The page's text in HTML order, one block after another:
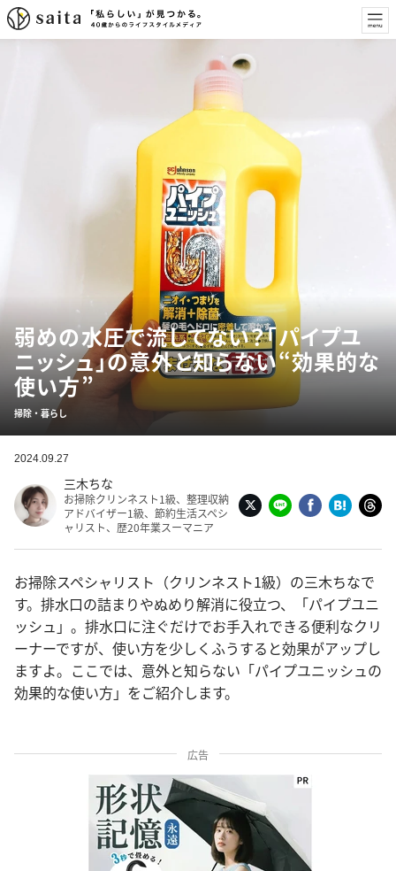
弱めの水圧で流してない？「パイプユ
ニッシュ」の意外と知らない“効果的な
使い方”
掃除・暮らし
2024.09.27
三木ちな
お掃除クリンネスト1級、整理収納
アドバイザー1級、節約生活スペシ
ャリスト、歴20年業スーマニア
お掃除スペシャリスト（クリンネスト1級）の三木ちなで
す。排水口の詰まりやぬめり解消に役立つ、「パイプユニ
ッシュ」。排水口に注ぐだけでお手入れできる便利なクリ
ーナーですが、使い方を少しくふうすると効果がアップし
ますよ。ここでは、意外と知らない「パイプユニッシュの
効果的な使い方」をご紹介します。
広告